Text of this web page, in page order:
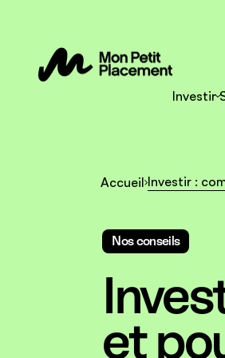
Investir
Accueil Investir :
Nos conseils
et